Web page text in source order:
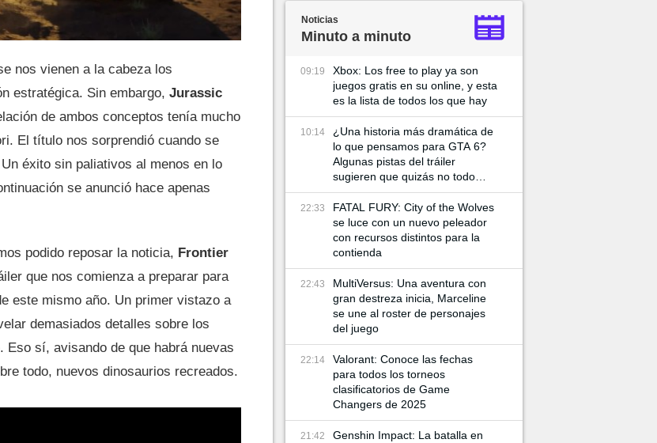
nos vienen a la cabeza los
estratégica. Sin embargo, Jurassic
de ambos conceptos tenía mucho
El título nos sorprendió cuando se
éxito sin paliativos al menos en lo
se anunció hace apenas
podido reposar la noticia, Frontier
que nos comienza a preparar para
este mismo año. Un primer vistazo a
demasiados detalles sobre los
Eso sí, avisando de que habrá nuevas
todo, nuevos dinosaurios recreados.
Noticias
Minuto a minuto
09:19
Xbox: Los free to play ya son
juegos gratis en su online, y esta
es la lista de todos los que hay
10:14
¿Una historia más dramática de
lo que pensamos para GTA 6?
Algunas pistas del tráiler
sugieren que quizás no todo
vaya tan bien entre Lucía y su
pareja
22:33
FATAL FURY: City of the Wolves
se luce con un nuevo peleador
con recursos distintos para la
contienda
22:43
MultiVersus: Una aventura con
gran destreza inicia, Marceline
se une al roster de personajes
del juego
22:14
Valorant: Conoce las fechas
para todos los torneos
clasificatorios de Game
Changers de 2025
21:42
Genshin Impact: La batalla en